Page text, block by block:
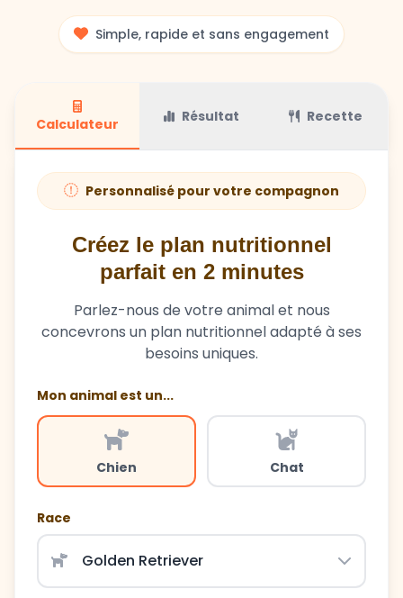
Simple, rapide et sans engagement
Calculateur Résultat Recette
Personnalisé pour votre compagnon
Créez le plan nutritionnel
parfait en 2 minutes
Parlez-nous de votre animal et nous
concevrons un plan nutritionnel adapté à ses
besoins uniques.
Mon animal est un...
Chien Chat
Race